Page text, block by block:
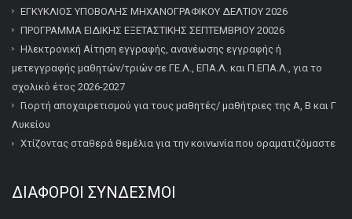
ΕΓΚΥΚΛΙΟΣ ΥΠΟΒΟΛΗΣ ΜΗΧΑΝΟΓΡΑΦΙΚΟΥ ΔΕΛΤΙΟΥ 2026
ΠΡΟΓΡΑΜΜΑ ΕΙΔΙΚΗΣ ΕΞΕΤΑΣΤΙΚΗΣ ΣΕΠΤΕΜΒΡΙΟΥ 20026
Ηλεκτρονική Αίτηση εγγραφής, ανανέωσης εγγραφής ή
μετεγγραφής μαθητών/τριών σε ΓΕ.Λ., ΕΠΑ.Λ. και Π.ΕΠΑ.Λ., για το
σχολικό έτος 2026-2027
Γιορτή αποχαιρετισμού για τους μαθητές/ μαθήτριες της Α, Β και Γ
Λυκείου
Χτίζοντας σταθερά θεμέλια για την κοινωνία που οραματιζόμαστε
ΔΙΆΦΟΡΟΙ ΣΎΝΔΕΣΜΟΙ